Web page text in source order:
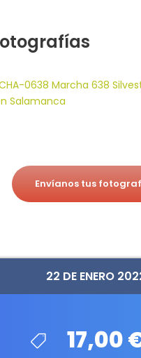
22 DE ENERO
17,00
Envíanos tus